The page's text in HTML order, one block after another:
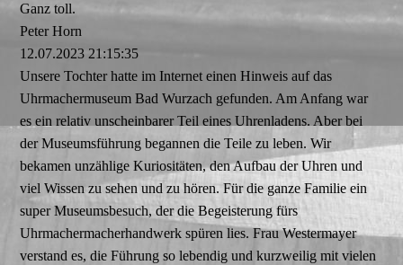
Ganz toll.
Peter Horn
12.07.2023 21:15:35
Unsere Tochter hatte im Internet einen Hinweis auf das
Uhrmachermuseum Bad Wurzach gefunden. Am Anfang war
es ein relativ unscheinbarer Teil eines Uhrenladens. Aber bei
der Museumsführung begannen die Teile zu leben. Wir
bekamen unzählige Kuriositäten, den Aufbau der Uhren und
viel Wissen zu sehen und zu hören. Für die ganze Familie ein
super Museumsbesuch, der die Begeisterung fürs
Uhrmachermacherhandwerk spüren lies. Frau Westermayer
verstand es, die Führung so lebendig und kurzweilig mit vielen